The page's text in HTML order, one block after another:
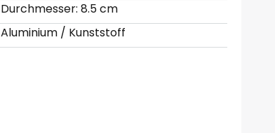
Durchmesser: 8.5 cm
Aluminium / Kunststoff